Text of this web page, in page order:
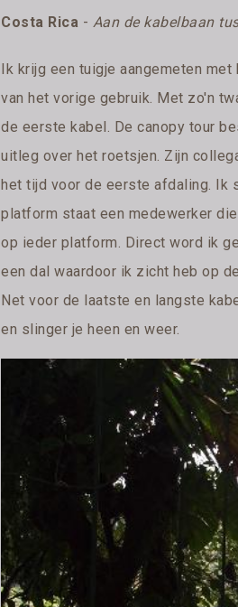
Costa Rica - Aan de kabelbaan
Ik krijg een tuigje aangemeten
van het vorige gebruik. Met zo'n
de eerste kabel. De canopy tour
uitleg over het roetsjen. Zijn
het tijd voor de eerste afdaling. Ik
platform staat een medewerker
op ieder platform. Direct word ik
een dal waardoor ik zicht heb op
Net voor de laatste en langste
en slinger je heen en weer.